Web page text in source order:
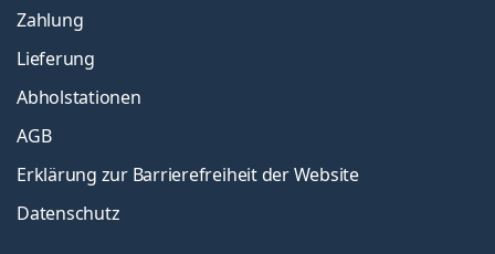
Zahlung
Lieferung
Abholstationen
AGB
Erklärung zur Barrierefreiheit der Website
Datenschutz